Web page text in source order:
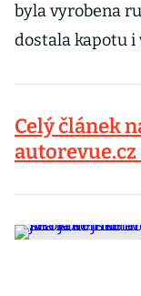
byla vyrobena
dostala kapotu
Celý článek
autorevue.cz